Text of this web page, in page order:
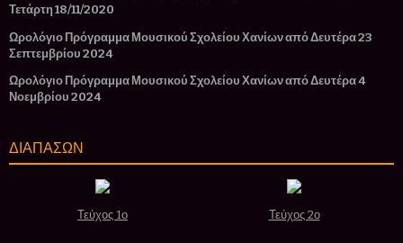
Τετάρτη 18/11/2020
Ωρολόγιο Πρόγραμμα Μουσικού Σχολείου Χανίων από Δευτέρα 23
Σεπτεμβρίου 2024
Ωρολόγιο Πρόγραμμα Μουσικού Σχολείου Χανίων από Δευτέρα 4
Νοεμβρίου 2024
ΔΙΑΠΑΣΩΝ
Τεύχος 1ο Τεύχος 2ο